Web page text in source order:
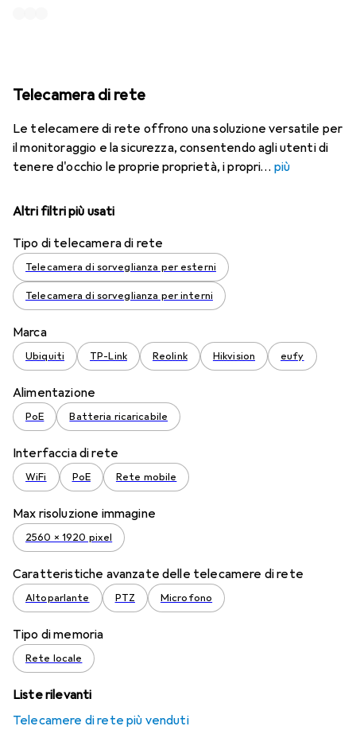
Telecamera di rete
Le telecamere di rete offrono una soluzione versatile per
il monitoraggio e la sicurezza, consentendo agli utenti di
tenere d'occhio le proprie proprietà, i propri
più
Altri filtri più usati
Tipo di telecamera di rete
Telecamera di sorveglianza per esterni
Telecamera di sorveglianza per interni
Marca
Ubiquiti TP-Link Reolink Hikvision eufy
Alimentazione
PoE Batteria ricaricabile
Interfaccia di rete
WiFi PoE Rete mobile
Max risoluzione immagine
2560 x 1920 pixel
Caratteristiche avanzate delle telecamere di rete
Altoparlante PTZ Microfono
Tipo di memoria
Rete locale
Liste rilevanti
Telecamere di rete più venduti